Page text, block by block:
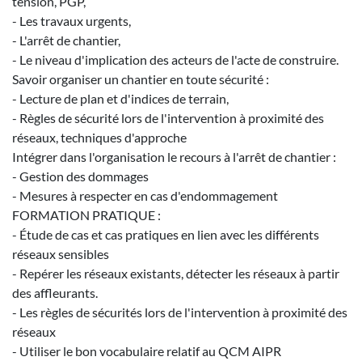
- Les travaux urgents,
- L'arrêt de chantier,
- Le niveau d'implication des acteurs de l'acte de construire.
Savoir organiser un chantier en toute sécurité :
- Lecture de plan et d'indices de terrain,
- Règles de sécurité lors de l'intervention à proximité des
réseaux, techniques d'approche
Intégrer dans l'organisation le recours à l'arrêt de chantier :
- Gestion des dommages
- Mesures à respecter en cas d'endommagement
FORMATION PRATIQUE :
- Étude de cas et cas pratiques en lien avec les différents
réseaux sensibles
- Repérer les réseaux existants, détecter les réseaux à partir
des affleurants.
- Les règles de sécurités lors de l'intervention à proximité des
réseaux
- Utiliser le bon vocabulaire relatif au QCM AIPR